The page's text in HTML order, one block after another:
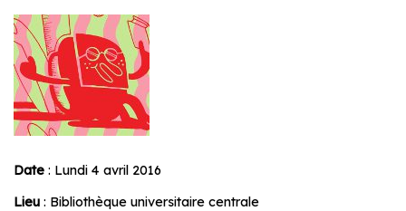
Date : Lundi 4 avril 2016
Lieu : Bibliothèque universitaire centrale